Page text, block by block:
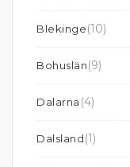
Blekinge(10)
Bohuslän(9)
Dalarna (4)
Dalsland(1)